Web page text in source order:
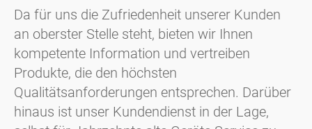
Da für uns die Zufriedenheit unserer Kunden
an oberster Stelle steht, bieten wir Ihnen
kompetente Information und vertreiben
Produkte, die den höchsten
Qualitätsanforderungen entsprechen. Darüber
hinaus ist unser Kundendienst in der Lage,